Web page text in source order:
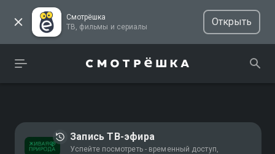
Смотрёшка
ТВ, фильмы и сериалы
Открыть
Запись ТВ-эфира
Успейте посмотреть - временный доступ,